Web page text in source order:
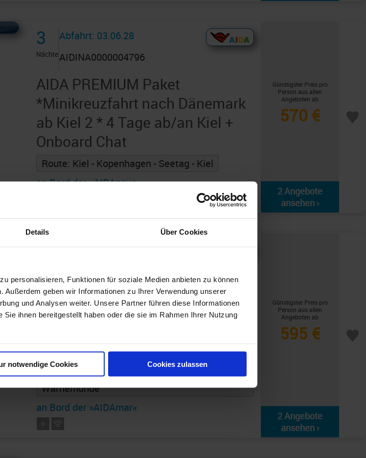
Details Über Cookies
personalisieren, Funktionen für soziale Medien anbieten zu können
geben wir Informationen zu Ihrer Verwendung unserer
und Analysen weiter. Unsere Partner führen diese Informationen
ihnen bereitgestellt haben oder die sie im Rahmen Ihrer Nutzung
notwendige Cookies Cookies zulassen
3
Nächte
Abfahrt: 03.06.28
AIDINA0000004796
AIDA PREMIUM Paket
*Minikreuzfahrt nach Dänemark
ab Kiel 2 * 4 Tage ab/an Kiel +
Onboard Chat
Route: Kiel - Kopenhagen - Seetag - Kiel
an Bord der »AIDAnova«
Günstigster Preis pro
Person aus allen
Angeboten ab
570 €
2 Angebote
ansehen ›
AIDA PREMIUM Paket
*Minikreuzfahrt nach Dänemark
Warnemünde + Onboard Chat
Route: Warnemünde - Nyborg - Kopenhagen -
Warnemünde
an Bord der »AIDAmar«
Günstigster Preis pro
Person aus allen
Angeboten ab
595 €
2 Angebote
ansehen ›